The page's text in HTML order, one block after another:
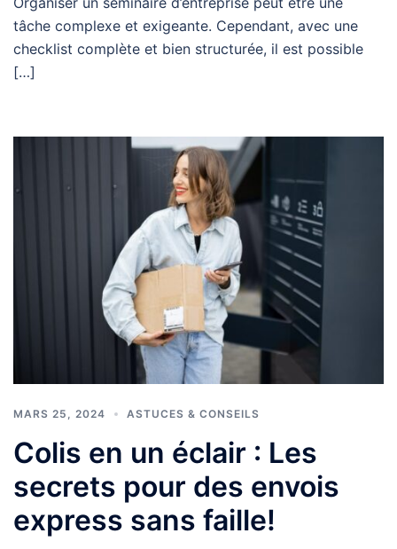
tâche complexe et exigeante. Cependant, avec une
checklist complète et bien structurée, il est possible
[…]
MARS 25, 2024 ASTUCES & CONSEILS
Colis en un éclair : Les
secrets pour des envois
express sans faille!